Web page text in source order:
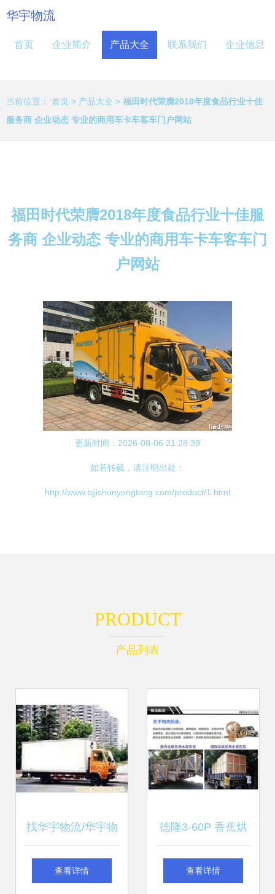
华宇物流
首页 企业简介 产品大全 联系我们 企业信息
当前位置： 首页 > 产品大全 > 福田时代荣膺2018年度食品行业十佳
服务商 企业动态 专业的商用车卡车客车门户网站
福田时代荣膺2018年度食品行业十佳服
务商 企业动态 专业的商用车卡车客车门
户网站
更新时间：2026-08-06 21:28:39
如若转载，请注明出处：
http://www.bjjishunyongtong.com/product/1.html
PRODUCT
产品列表
找华宇物流/华宇物
流公司/行李托运/
查看详情
德隆3-60P 香蕉烘
干机 农产品烘干机
查看详情